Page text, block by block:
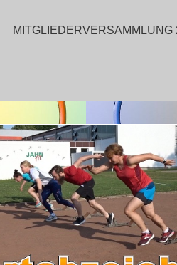
MITGLIEDERVERSAMMLUNG